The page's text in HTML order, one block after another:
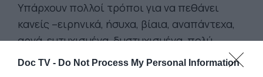
Doc TV - Do Not Process My Personal Information
Υπάρχουν πολλοί τρόποι για να πεθάνει
κανείς –ειρηνικά, ήσυχα, βίαια, αναπάντεχα,
αργά, ευτυχισμένα, δυστυχισμένα, πολύ
νωρίς. Αλλά νεκρός– ή είσαι ή δεν είσαι.